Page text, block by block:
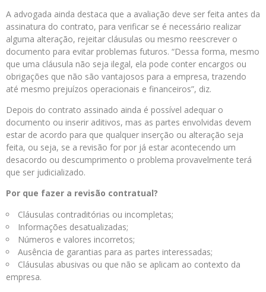
A advogada ainda destaca que a avaliação deve ser feita antes da
assinatura do contrato, para verificar se é necessário realizar
alguma alteração, rejeitar cláusulas ou mesmo reescrever o
documento para evitar problemas futuros. “Dessa forma, mesmo
que uma cláusula não seja ilegal, ela pode conter encargos ou
obrigações que não são vantajosos para a empresa, trazendo
até mesmo prejuízos operacionais e financeiros”, diz.
Depois do contrato assinado ainda é possível adequar o
documento ou inserir aditivos, mas as partes envolvidas devem
estar de acordo para que qualquer inserção ou alteração seja
feita, ou seja, se a revisão for por já estar acontecendo um
desacordo ou descumprimento o problema provavelmente terá
que ser judicializado.
Por que fazer a revisão contratual?
Cláusulas contraditórias ou incompletas;
Informações desatualizadas;
Números e valores incorretos;
Ausência de garantias para as partes interessadas;
Cláusulas abusivas ou que não se aplicam ao contexto da
empresa.